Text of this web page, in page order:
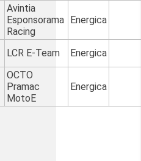
Avintia
Esponsorama
Racing
Energica
LCR E-Team Energica
OCTO
Pramac
MotoE
Energica